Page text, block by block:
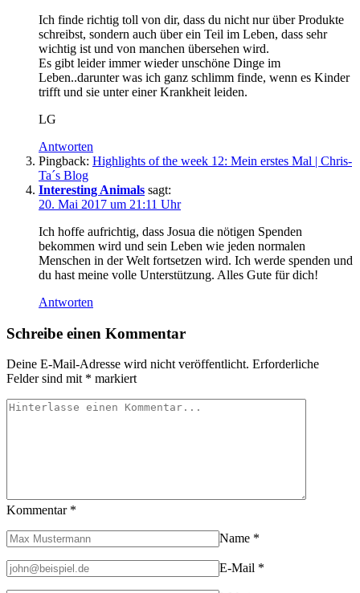
Ich finde richtig toll von dir, dass du nicht nur über Produkte
schreibst, sondern auch über ein Teil im Leben, dass sehr
wichtig ist und von manchen übersehen wird.
Es gibt leider immer wieder unschöne Dinge im
Leben..darunter was ich ganz schlimm finde, wenn es Kinder
trifft und sie unter einer Krankheit leiden.
LG
Antworten
Pingback: Highlights of the week 12: Mein erstes Mal | Chris-
Ta´s Blog
Interesting Animals sagt:
20. Mai 2017 um 21:11 Uhr
Ich hoffe aufrichtig, dass Josua die nötigen Spenden
bekommen wird und sein Leben wie jeden normalen
Menschen in der Welt fortsetzen wird. Ich werde spenden und
du hast meine volle Unterstützung. Alles Gute für dich!
Antworten
Schreibe einen Kommentar
Deine E-Mail-Adresse wird nicht veröffentlicht. Erforderliche
Felder sind mit * markiert
Kommentar *
Name *
E-Mail *